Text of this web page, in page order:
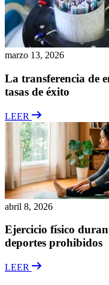
marzo 13, 2026
La transferencia de
tasas de éxito
LEER
abril 8, 2026
Ejercicio físico
deportes prohibidos
LEER